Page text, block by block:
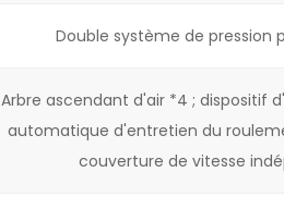
Double système de pression
Arbre ascendant d'air *4 ; dispositif
automatique d'entretien du
couverture de vitesse